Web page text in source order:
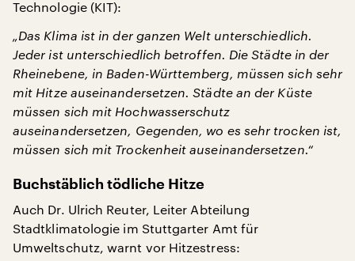
Technologie (KIT):
„Das Klima ist in der ganzen Welt unterschiedlich.
Jeder ist unterschiedlich betroffen. Die Städte in der
Rheinebene, in Baden-Württemberg, müssen sich sehr
mit Hitze auseinandersetzen. Städte an der Küste
müssen sich mit Hochwasserschutz
auseinandersetzen, Gegenden, wo es sehr trocken ist,
müssen sich mit Trockenheit auseinandersetzen.“
Buchstäblich tödliche Hitze
Auch Dr. Ulrich Reuter, Leiter Abteilung
Stadtklimatologie im Stuttgarter Amt für
Umweltschutz, warnt vor Hitzestress: